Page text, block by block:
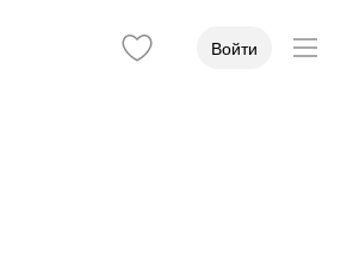
Войти